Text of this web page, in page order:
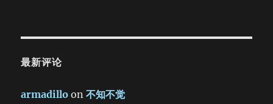
最新评论
armadillo on不知不觉